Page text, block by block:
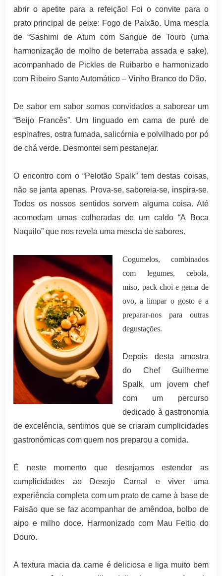
abrir o apetite para a refeição! Foi o convite para o
prato principal de peixe: Fogo de Paixão. Uma mescla
de “Sashimi de Atum com Sangue de Touro (uma
harmonização de molho de beterraba assada e sake),
acompanhado de Pickles de Ruibarbo e harmonizado
com Ribeiro Santo Automático – Vinho Branco do Dão.
De sabor em sabor somos convidados a saborear um
“Beijo Francês”. Um linguado em cama de puré de
espinafres, ostra fumada, salicórnia e polvilhado por pó
de chá verde. Desmontei sem pestanejar.
O encontro com o “Pelotão Spalk” tem destas coisas,
não se janta apenas. Prova-se, saboreia-se, inspira-se.
Todos os nossos sentidos sorvem alguma coisa. Até
acomodam umas colheradas de um caldo “A Boca
Naquilo” que nos revela uma mescla de sabores.
Cogumelos, combinados
com legumes, cebola,
miso, pack choi e gema de
ovo, a limpar o gosto e a
preparar-nos para outras
degustações.
Depois desta amostra
do Chef Guilherme
Spalk, um jovem chef
com um percurso
dedicado à gastronomia
de excelência, sentimos que se criaram cumplicidades
gastronómicas com quem nos preparou a comida.
É neste momento que desejamos estender as
cumplicidades ao Desejo Carnal e viver uma
experiência completa com um prato de carne à base de
Faisão que se faz acompanhar de amêndoa, bolbo de
aipo e milho doce. Harmonizado com Mau Feitio do
Douro.
A textura macia da carne é deliciosa e liga muito bem